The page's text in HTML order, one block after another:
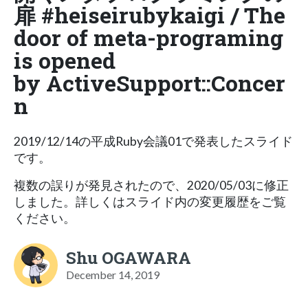
扉 #heiseirubykaigi / The
door of meta-programing
is opened
by ActiveSupport::Concer
n
2019/12/14の平成Ruby会議01で発表したスライド
です。
複数の誤りが発見されたので、2020/05/03に修正
しました。詳しくはスライド内の変更履歴をご覧
ください。
Shu OGAWARA
December 14, 2019